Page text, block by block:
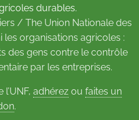
durables.
/ The Union Nationale des
les organisations agricoles :
des gens contre le contrôle
par les entreprises.
adhérezou faites un
.